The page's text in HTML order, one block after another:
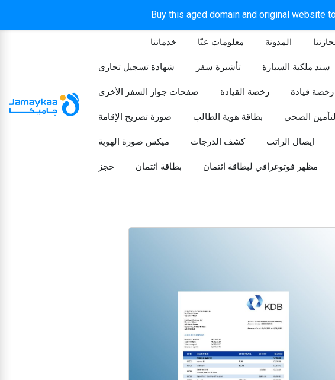
Buy this aged domain and original website
خدماتنا معلومات عنّا المدونة
شهادة تسجيل تجاري تأشيرة سفر سند ملكية السيارة
صفحات جواز السفر الأخرى رخصة القيادة رخصة قيادة
صورة تصريح الإقامة بطاقة هوية الطالب الصحي
ميكس صورة الهوية كشف الدرجات إيصال الراتب
حجز بطاقة ائتمان مظهر فوتوغرافي لبطاقة ائتمان